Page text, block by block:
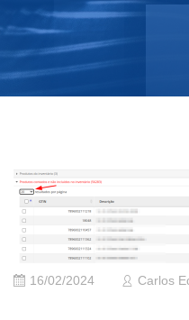
16/02/2024 Carlos